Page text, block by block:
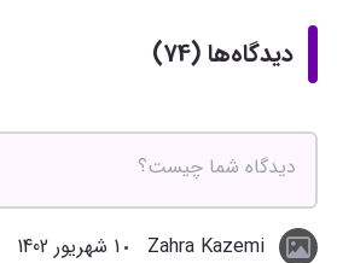
دیدگاه‌ها (74)
Zahra Kazemi
1 شهریور 1402